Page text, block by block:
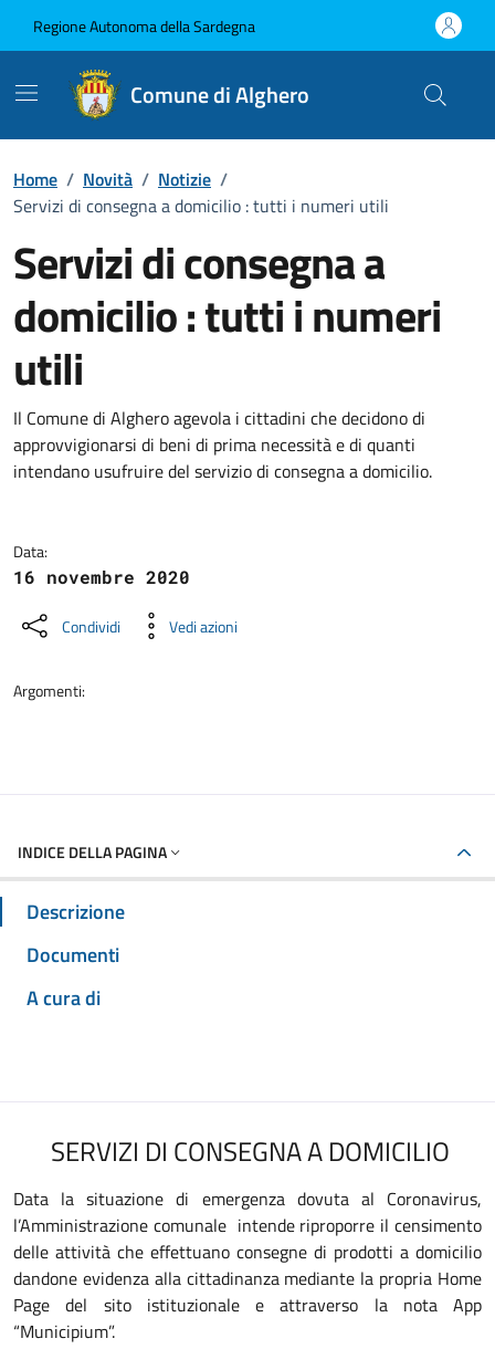
Regione Autonoma della Sardegna
Comune di Alghero
Home / Novità / Notizie /
Servizi di consegna a domicilio : tutti i numeri utili
Servizi di consegna a
domicilio : tutti i numeri
utili
Dettagli della notizia
Il Comune di Alghero agevola i cittadini che decidono di
approvvigionarsi di beni di prima necessità e di quanti
intendano usufruire del servizio di consegna a domicilio.
Data:
16 novembre 2020
Condividi Vedi azioni
Argomenti:
INDICE DELLA PAGINA
Descrizione
Documenti
A cura di
SERVIZI DI CONSEGNA A DOMICILIO
Data la situazione di emergenza dovuta al Coronavirus,
l’Amministrazione comunale intende riproporre il censimento
delle attività che effettuano consegne di prodotti a domicilio
dandone evidenza alla cittadinanza mediante la propria Home
Page del sito istituzionale e attraverso la nota App
“Municipium”.